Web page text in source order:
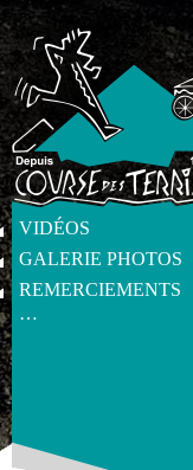
VIDÉOS
GALERIE PHOTOS
REMERCIEMENTS
…